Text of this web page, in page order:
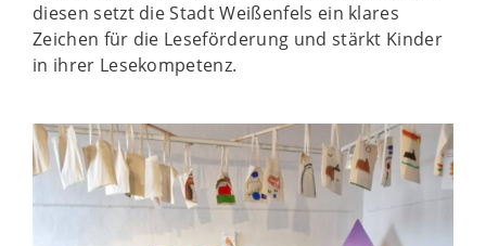
diesen setzt die Stadt Weißenfels ein klares
Zeichen für die Leseförderung und stärkt Kinder
in ihrer Lesekompetenz.